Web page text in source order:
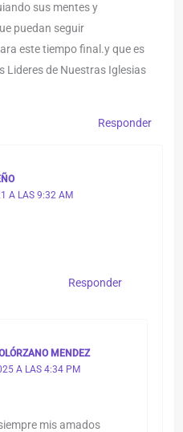
sus mentes y
puedan seguir
este tiempo final.y que es
Lideres de Nuestras Iglesias
Responder
A LAS 9:32 AM
Responder
MENDEZ
A LAS 4:34 PM
mis amados